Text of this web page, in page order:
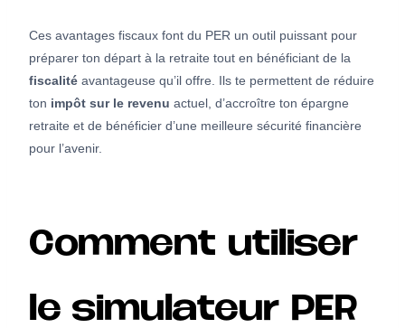
Ces avantages fiscaux font du PER un outil puissant pour
préparer ton départ à la retraite tout en bénéficiant de la
fiscalité avantageuse qu’il offre. Ils te permettent de réduire
ton impôt sur le revenu actuel, d’accroître ton épargne
retraite et de bénéficier d’une meilleure sécurité financière
pour l’avenir.
Comment utiliser
le simulateur PER